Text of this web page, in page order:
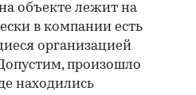
объекте лежит на
в компании есть
организацией
произошло
находились